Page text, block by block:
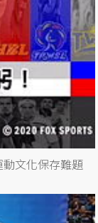
文化保存難題